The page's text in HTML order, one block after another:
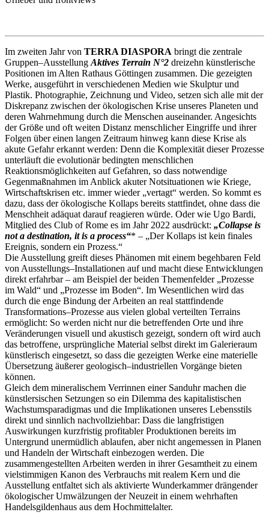
Im zweiten Jahr von TERRA DIASPORA bringt die zentrale
Gruppen–Ausstellung Aktives Terrain N°2 dreizehn künstlerische
Positionen im Alten Rathaus Göttingen zusammen. Die gezeigten
Werke, ausgeführt in verschiedenen Medien wie Skulptur und
Plastik. Photographie, Zeichnung und Video, setzen sich alle mit der
Diskrepanz zwischen der ökologischen Krise unseres Planeten und
deren Wahrnehmung durch die Menschen auseinander. Angesichts
der Größe und oft weiten Distanz menschlicher Eingriffe und ihrer
Folgen über einen langen Zeitraum hinweg kann diese Krise als
akute Gefahr erkannt werden: Denn die Komplexität dieser Prozesse
unterläuft die evolutionär bedingten menschlichen
Reaktionsmöglichkeiten auf Gefahren, so dass notwendige
Gegenmaßnahmen im Anblick akuter Notsituationen wie Kriege,
Wirtschaftskrisen etc. immer wieder „vertagt“ werden. So kommt es
dazu, dass der ökologische Kollaps bereits stattfindet, ohne dass die
Menschheit adäquat darauf reagieren würde. Oder wie Ugo Bardi,
Mitglied des Club of Rome es im Jahr 2022 ausdrückt: „Collapse is
not a destination, it is a process“* – „Der Kollaps ist kein finales
Ereignis, sondern ein Prozess.“
Die Ausstellung greift dieses Phänomen mit einem begehbaren Feld
von Ausstellungs–Installationen auf und macht diese Entwicklungen
direkt erfahrbar – am Beispiel der beiden Themenfelder „Prozesse
im Wald“ und „Prozesse im Boden“. Im Wesentlichen wird das
durch die enge Bindung der Arbeiten an real stattfindende
Transformations–Prozesse aus vielen global verteilten Terrains
ermöglicht: So werden nicht nur die betreffenden Orte und ihre
Veränderungen visuell und akustisch gezeigt, sondern oft wird auch
das betroffene, ursprüngliche Material selbst direkt im Galerieraum
künstlerisch eingesetzt, so dass die gezeigten Werke eine materielle
Übersetzung äußerer geologisch–industriellen Vorgänge bieten
können.
Gleich dem mineralischem Verrinnen einer Sanduhr machen die
künstlersischen Setzungen so ein Dilemma des kapitalistischen
Wachstumsparadigmas und die Implikationen unseres Lebensstils
direkt und sinnlich nachvollziehbar: Dass die langfristigen
Auswirkungen kurzfristig profitabler Produktionen bereits im
Untergrund unermüdlich ablaufen, aber nicht angemessen in Planen
und Handeln der Wirtschaft einbezogen werden. Die
zusammengestellten Arbeiten werden in ihrer Gesamtheit zu einem
vielstimmigen Kanon des Verbrauchs mit realem Kern und die
Ausstellung entfaltet sich als aktivierte Wunderkammer drängender
ökologischer Umwälzungen der Neuzeit in einem wehrhaften
Handelsgildenhaus aus dem Hochmittelalter.